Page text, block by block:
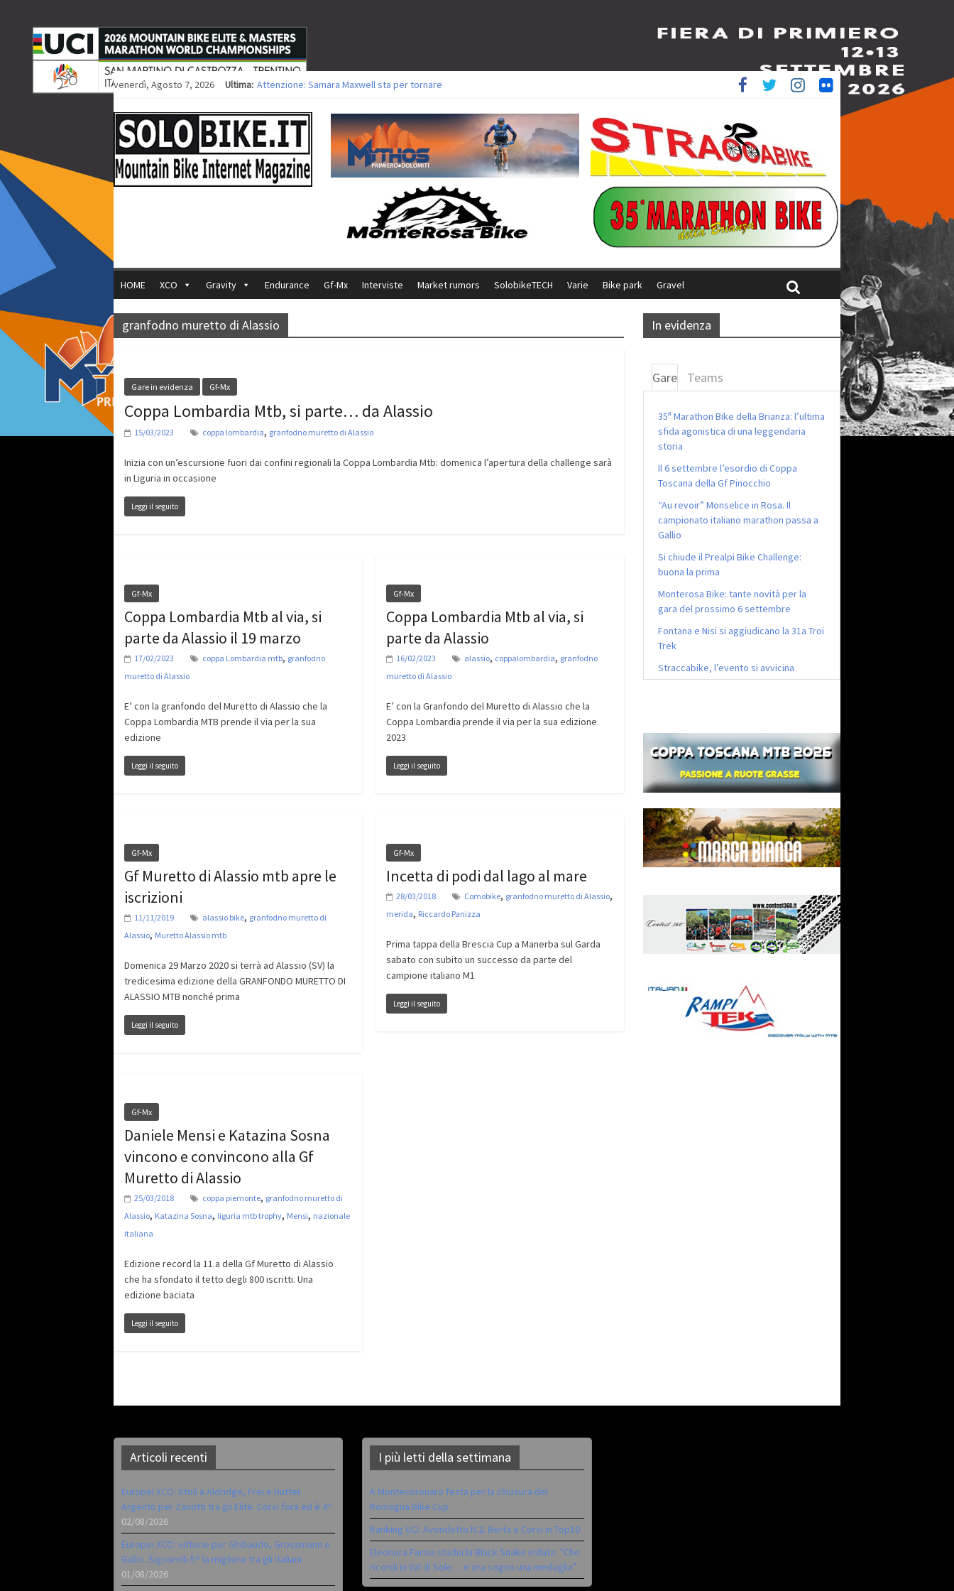
venerdì, Agosto 7, 2026 Ultima: Attenzione: Samara Maxwell sta per tornare
Europei XCO: vittorie per Ghibaudo, Grossmann e Gallis. Signorelli 5^ la migliore tra gli italiani
35ª Marathon Bike della Brianza: l’ultima sfida agonistica di una leggendaria storia
Europei MTB: il Team Relay firma il secondo argento azzurro a Monteceneri
HOME XCO Gravity Endurance Gf-Mx Interviste Market rumors SolobikeTECH Varie Bike park Gravel
granfodno muretto di Alassio
Gare in evidenza Gf-Mx
Coppa Lombardia Mtb, si parte… da Alassio
15/03/2023 coppa lombardia, granfodno muretto di Alassio
Inizia con un’escursione fuori dai confini regionali la Coppa Lombardia Mtb: domenica l’apertura della challenge sarà
in Liguria in occasione
Leggi il seguito
Gf-Mx
Coppa Lombardia Mtb al via, si
parte da Alassio il 19 marzo
17/02/2023 coppa Lombardia mtb, granfodno
muretto di Alassio
E’ con la granfondo del Muretto di Alassio che la
Coppa Lombardia MTB prende il via per la sua
edizione
Leggi il seguito
Gf-Mx
Coppa Lombardia Mtb al via, si
parte da Alassio
16/02/2023 alassio, coppalombardia, granfodno
muretto di Alassio
E’ con la Granfondo del Muretto di Alassio che la
Coppa Lombardia prende il via per la sua edizione
2023
Leggi il seguito
Gf-Mx
Gf Muretto di Alassio mtb apre le
iscrizioni
11/11/2019 alassio bike, granfodno muretto di
Alassio, Muretto Alassio mtb
Domenica 29 Marzo 2020 si terrà ad Alassio (SV) la
tredicesima edizione della GRANFONDO MURETTO DI
ALASSIO MTB nonché prima
Leggi il seguito
Gf-Mx
Incetta di podi dal lago al mare
28/03/2018 Comobike, granfodno muretto di Alassio,
merida, Riccardo Panizza
Prima tappa della Brescia Cup a Manerba sul Garda
sabato con subito un successo da parte del
campione italiano M1
Leggi il seguito
Gf-Mx
Daniele Mensi e Katazina Sosna
vincono e convincono alla Gf
Muretto di Alassio
25/03/2018 coppa piemonte, granfodno muretto di
Alassio, Katazina Sosna, liguria mtb trophy, Mensi, nazionale
italiana
Edizione record la 11.a della Gf Muretto di Alassio
che ha sfondato il tetto degli 800 iscritti. Una
edizione baciata
Leggi il seguito
In evidenza
Gare Teams
35ª Marathon Bike della Brianza: l’ultima
sfida agonistica di una leggendaria
storia
Il 6 settembre l’esordio di Coppa
Toscana della Gf Pinocchio
“Au revoir” Monselice in Rosa. Il
campionato italiano marathon passa a
Gallio
Si chiude il Prealpi Bike Challenge:
buona la prima
Monterosa Bike: tante novità per la
gara del prossimo 6 settembre
Fontana e Nisi si aggiudicano la 31a Troi
Trek
Straccabike, l’evento si avvicina
Articoli recenti
Europei XCO: titoli a Aldridge, Frei e Hutter.
Argento per Zanotti tra gli Elite. Corvi fora ed è 4^
02/08/2026
Europei XCO: vittorie per Ghibaudo, Grossmann e
Gallis. Signorelli 5^ la migliore tra gli italiani
01/08/2026
I più letti della settimana
A Montecoronaro festa per la chiusura del
Romagna Bike Cup
Ranking UCI: Avondetto N.2. Berta e Corvi in Top10
Eleonora Farina studia la Black Snake iridata: “Che
ricordi in Val di Sole… e ora sogno una medaglia”